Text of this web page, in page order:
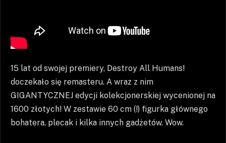
15 lat od swojej premiery, Destroy All Humans!
doczekało się remasteru. A wraz z nim
GIGANTYCZNEJ edycji kolekcjonerskiej wycenionej na
1600 złotych! W zestawie 60 cm (!) figurka głównego
bohatera, plecak i kilka innych gadżetów. Wow.